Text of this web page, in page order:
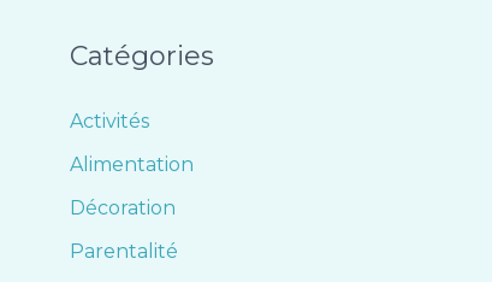
Catégories
Activités
Alimentation
Décoration
Parentalité